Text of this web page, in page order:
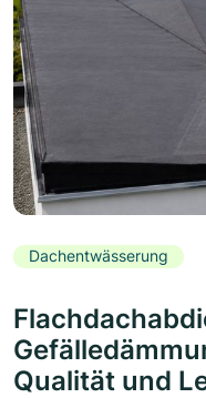
Dachentwässerung
Qualität und